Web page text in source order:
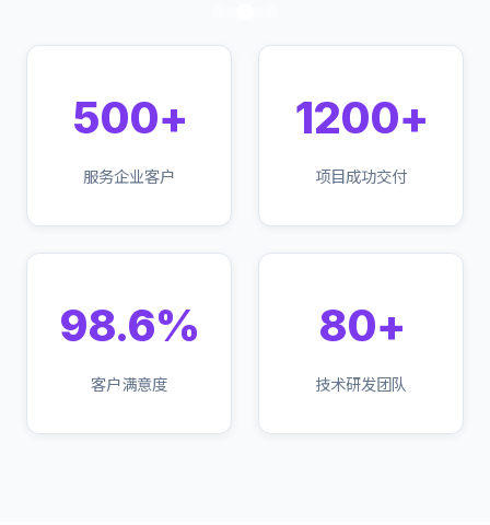
500+
服务企业客户
1200+
项目成功交付
98.6%
客户满意度
80+
技术研发团队